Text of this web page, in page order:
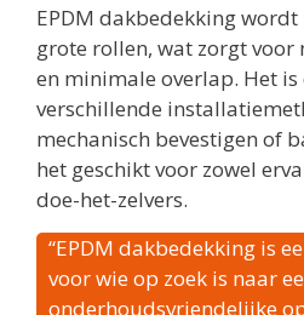
EPDM dakbedekking
grote rollen, wat zorgt
en minimale overlap. Het
verschillende
mechanisch bevestigen of
het geschikt voor zowel
doe-het-zelvers.
“EPDM dakbedekking is
voor wie op zoek is naar
onderhoudsvriendelijke